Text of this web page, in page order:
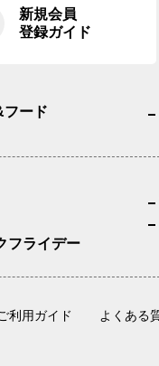
新規会員
登録ガイド
フード
フライデー
利用ガイド よくある